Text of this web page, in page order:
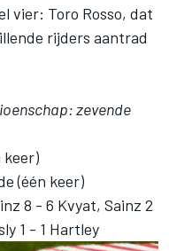
vier: Toro Rosso, dat
rijders aantrad
zevende
keer)
(één keer)
8 - 6 Kvyat, Sainz 2
1 - 1 Hartley